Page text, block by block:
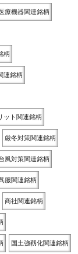
療機器関連銘柄
柄
連銘柄
ット関連銘柄
厳冬対策関連銘柄
風対策関連銘柄
服関連銘柄
商社関連銘柄
国土強靱化関連銘柄